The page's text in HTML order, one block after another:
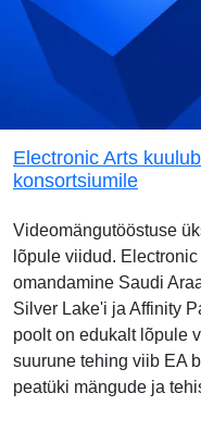
Electronic Arts
konsortsiumile
Videomängutööstuse
lõpule viidud.
omandamine Saudi
Silver Lake'i ja Affinity
poolt on edukalt lõpule
suurune tehing viib EA
peatüki mängude ja